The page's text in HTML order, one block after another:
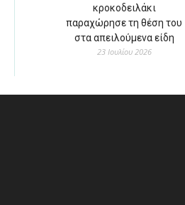
κροκοδειλάκι
παραχώρησε τη θέση του
στα απειλούμενα είδη
23 Ιουλίου 2026